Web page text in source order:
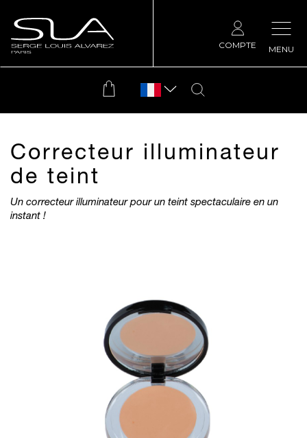
MENU
COMPTE
Correcteur illuminateur
de teint
Un correcteur illuminateur pour un teint spectaculaire en un
instant !